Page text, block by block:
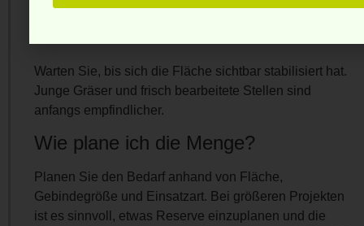
Wann darf der Rasen wieder belastet
Warten Sie, bis sich die Fläche sichtbar stabilisiert hat.
Junge Gräser und frisch bearbeitete Stellen sind
anfangs empfindlicher.
Wie plane ich die Menge?
Planen Sie den Bedarf anhand von Fläche,
Gebindegröße und Einsatzart. Bei größeren Projekten
ist es sinnvoll, etwas Reserve einzuplanen und die